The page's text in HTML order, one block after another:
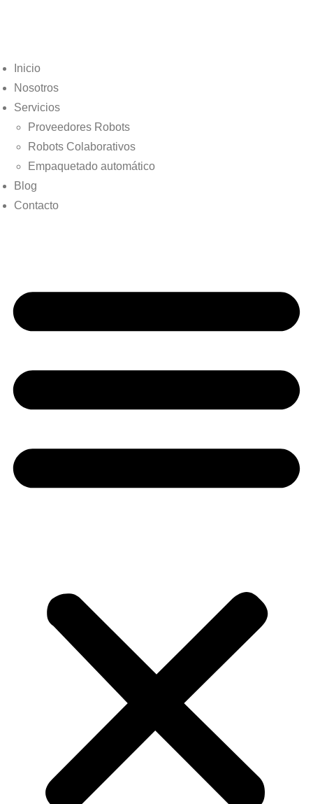
Inicio
Nosotros
Servicios
Proveedores Robots
Robots Colaborativos
Empaquetado automático
Blog
Contacto